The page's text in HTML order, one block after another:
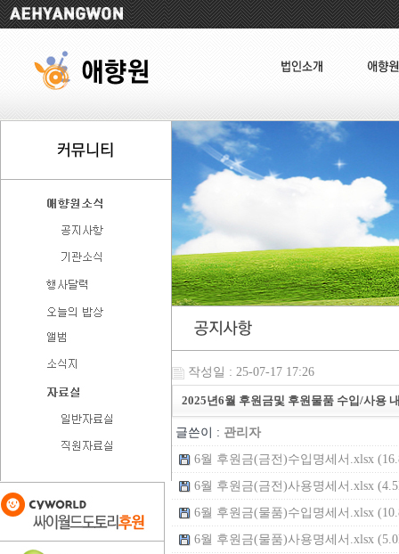
작성일 : 25-07-17 17:26
2025년6월 후원금및 후원물품 수입/사용
글쓴이 : 관리자
6월 후원금(금전)수입명세서.xlsx
6월 후원금(금전)사용명세서.xlsx
6월 후원금(물품)수입명세서.xlsx
6월 후원금(물품)사용명세서.xlsx